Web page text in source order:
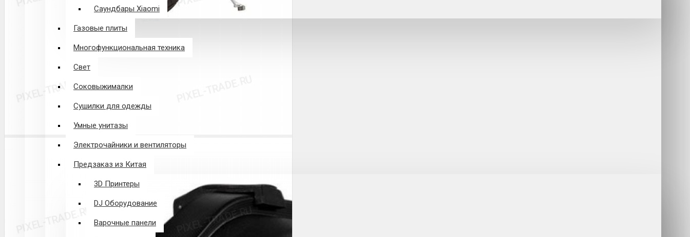
Саундбары Xiaomi
Газовые плиты
Многофункциональная техника
Свет
Соковыжималки
Сушилки для одежды
Умные унитазы
Электрочайники и вентиляторы
Предзаказ из Китая
3D Принтеры
DJ Оборудование
Варочные панели